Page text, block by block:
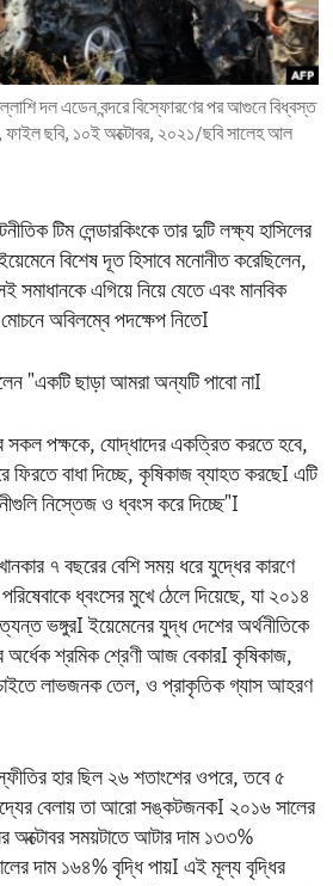
HEALTH
দল এডেন বন্দরে বিস্ফোরণের পর আগুনে বিধ্বস্ত
ফাইল ছবি, ১০ই অক্টোবর, ২০২১/ছবি সালেহ আল
টিম লেন্ডারকিংকে তার দুটি লক্ষ্য হাসিলের
বিশেষ দূত হিসাবে মনোনীত করেছিলেন,
সমাধানকে এগিয়ে নিয়ে যেতে এবং মানবিক
অবিলম্বে পদক্ষেপ নিতেI
"একটি ছাড়া আমরা অন্যটি পাবো নাI
পক্ষকে, যোদ্ধাদের একত্রিত করতে হবে,
বাধা দিচ্ছে, কৃষিকাজ ব্যাহত করছেI এটি
নিস্তেজ ও ধ্বংস করে দিচ্ছে"I
৭ বছরের বেশি সময় ধরে যুদ্ধের কারণে
ধ্বংসের মুখে ঠেলে দিয়েছে, যা ২০১৪
ভঙ্গুরI ইয়েমেনের যুদ্ধ দেশের অর্থনীতিকে
অর্ধেক শ্রমিক শ্রেণী আজ বেকারI কৃষিকাজ,
লাভজনক তেল, ও প্রাকৃতিক গ্যাস আহরণ
হার ছিল ২৬ শতাংশের ওপরে, তবে ৫
বেলায় তা আরো সঙ্কটজনকI ২০১৬ সালের
অক্টোবর সময়টাতে আটার দাম ১৩৩%
দাম ১৬৪% বৃদ্ধি পায়I এই মূল্য বৃদ্ধির